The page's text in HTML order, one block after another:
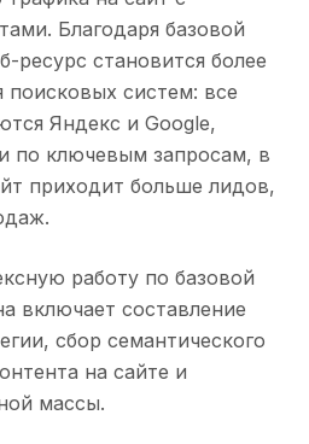
Благодаря базовой
ресурс становится более
поисковых систем: все
Яндекс и Google,
по ключевым запросам, в
приходит больше лидов,
работу по базовой
включает составление
сбор семантического
на сайте и
массы.